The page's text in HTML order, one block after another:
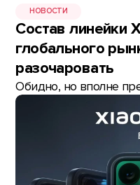
НОВОСТИ
Состав линейки
глобального
разочаровать
Обидно, но вполне